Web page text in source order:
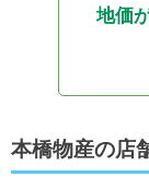
地価
本橋物産の店